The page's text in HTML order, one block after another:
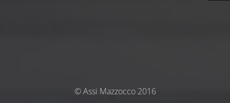
© Assi Mazzocco 2016